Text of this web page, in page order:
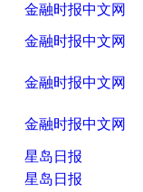
金融时报中文网
金融时报中文网
金融时报中文网
金融时报中文网
星岛日报
星岛日报